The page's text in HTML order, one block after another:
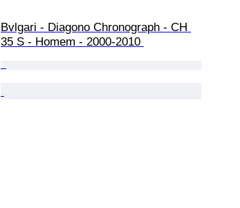
Bvlgari - Diagono Chronograph - CH
35 S - Homem - 2000-2010